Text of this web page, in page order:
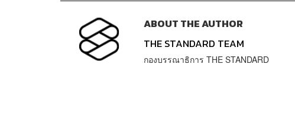
ABOUT THE AUTHOR
THE STANDARD TEAM
กองบรรณาธิการ THE STANDARD